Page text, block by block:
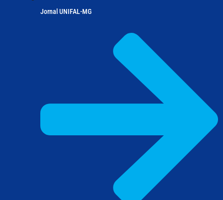
Jornal UNIFAL-MG